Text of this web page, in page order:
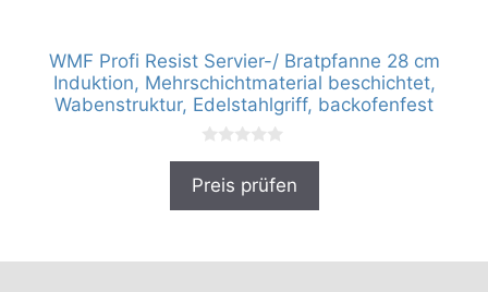
WMF Profi Resist Servier-/ Bratpfanne 28 cm
Induktion, Mehrschichtmaterial beschichtet,
Wabenstruktur, Edelstahlgriff, backofenfest
0
o
Preis prüfen